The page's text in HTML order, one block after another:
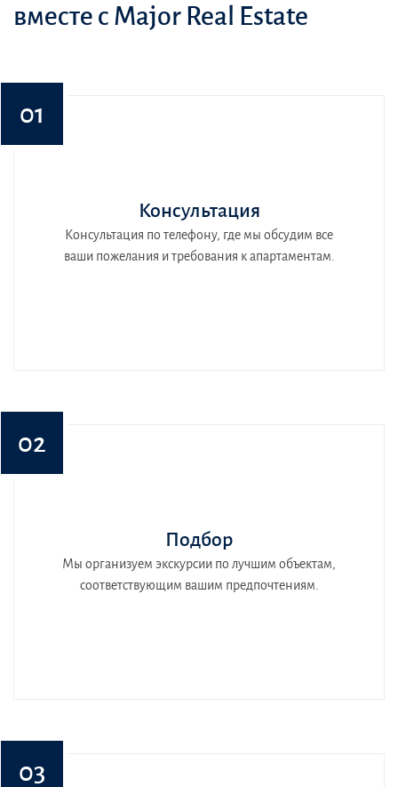
вместе с Major Real Estate
01
Консультация
Консультация по телефону, где мы обсудим все
ваши пожелания и требования к апартаментам.
02
Подбор
Мы организуем экскурсии по лучшим объектам,
соответствующим вашим предпочтениям.
03